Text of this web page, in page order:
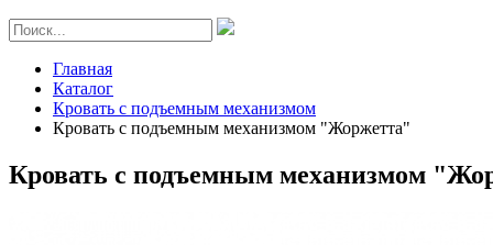
Главная
Каталог
Кровать с подъемным механизмом
Кровать с подъемным механизмом "Жоржетта"
Кровать с подъемным механизмом